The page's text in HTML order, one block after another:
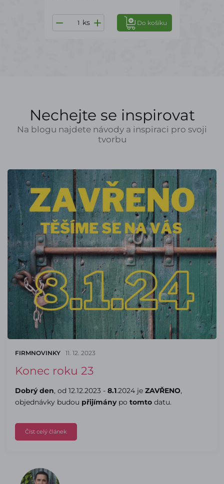
ks Do košíku
Nechejte se inspirovat
Na blogu najdete návody a inspiraci pro svoji
tvorbu
FIRMNOVINKY 11. 12. 2023
Konec roku 23
Dobrý den, od 12.12.2023 - 8.1.2024 je ZAVŘENO,
objednávky budou přijímánypo tomto datu.
Číst celý článek